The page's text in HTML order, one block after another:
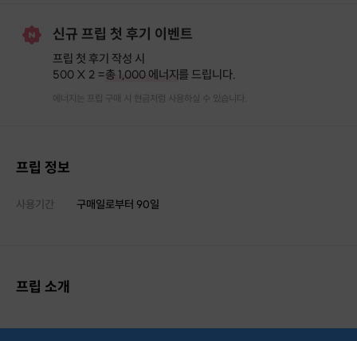
신규 프립 첫 후기 이벤트
프립 첫 후기 작성 시
500 X 2 =총 1,000 에너지를 드립니다.
에너지는 프립 구매 시 현금처럼 사용하실 수 있습니다.
프립 정보
사용기간 구매일로부터 90일
프립 소개